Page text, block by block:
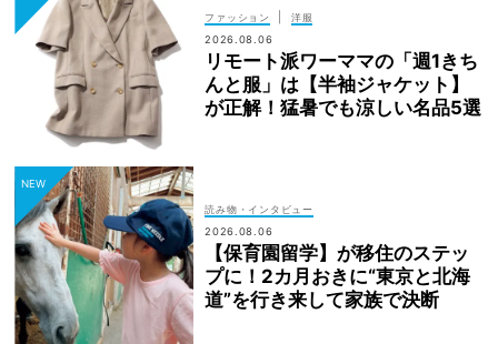
ファッション
洋服
2026.08.06
リモート派ワーママの「週1きち
んと服」は【半袖ジャケット】
が正解！猛暑でも涼しい名品5選
読み物・インタビュー
2026.08.06
【保育園留学】が移住のステッ
プに！2カ月おきに“東京と北海
道”を行き来して家族で決断